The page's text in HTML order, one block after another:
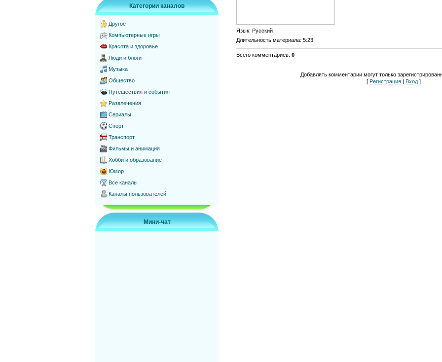
Категории каналов
Другое
Компьютерные игры
Красота и здоровье
Люди и блоги
Музыка
Общество
Путешествия и события
Развлечения
Сериалы
Спорт
Транспорт
Фильмы и анимация
Хобби и образование
Юмор
Все каналы
Каналы пользователей
Мини-чат
Язык: Русский
Длительность материала: 5:23
Всего комментариев: 0
Добавлять комментарии могут только
[ Регистрация Вход ]